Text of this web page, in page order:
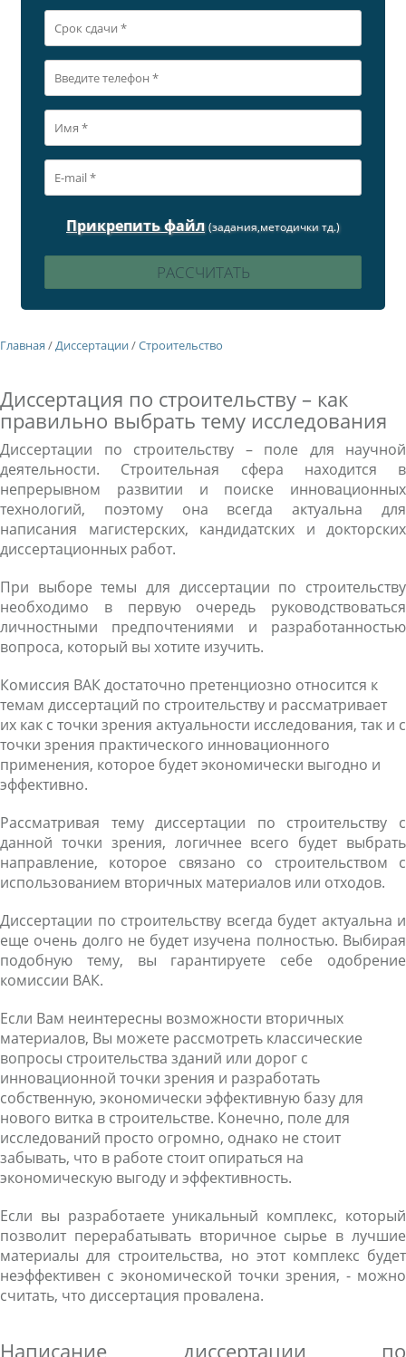
Прикрепить файл (задания,методички тд.)
Главная /Диссертации /Строительство
Диссертация по строительству – как
правильно выбрать тему исследования
Диссертации по строительству – поле для научной
деятельности. Строительная сфера находится в
непрерывном развитии и поиске инновационных
технологий, поэтому она всегда актуальна для
написания магистерских, кандидатских и докторских
диссертационных работ.
При выборе темы для диссертации по строительству
необходимо в первую очередь руководствоваться
личностными предпочтениями и разработанностью
вопроса, который вы хотите изучить.
Комиссия ВАК достаточно претенциозно относится к
темам диссертаций по строительству и рассматривает
их как с точки зрения актуальности исследования, так и с
точки зрения практического инновационного
применения, которое будет экономически выгодно и
эффективно.
Рассматривая тему диссертации по строительству с
данной точки зрения, логичнее всего будет выбрать
направление, которое связано со строительством с
использованием вторичных материалов или отходов.
Диссертации по строительству всегда будет актуальна и
еще очень долго не будет изучена полностью. Выбирая
подобную тему, вы гарантируете себе одобрение
комиссии ВАК.
Если Вам неинтересны возможности вторичных
материалов, Вы можете рассмотреть классические
вопросы строительства зданий или дорог с
инновационной точки зрения и разработать
собственную, экономически эффективную базу для
нового витка в строительстве. Конечно, поле для
исследований просто огромно, однако не стоит
забывать, что в работе стоит опираться на
экономическую выгоду и эффективность.
Если вы разработаете уникальный комплекс, который
позволит перерабатывать вторичное сырье в лучшие
материалы для строительства, но этот комплекс будет
неэффективен с экономической точки зрения, - можно
считать, что диссертация провалена.
Написание диссертации по